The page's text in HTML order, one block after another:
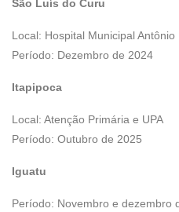
São Luís do Curu
Local: Hospital Municipal Antônio
Período: Dezembro de 2024
Itapipoca
Local: Atenção Primária e UPA
Período: Outubro de 2025
Iguatu
Período: Novembro e dezembro